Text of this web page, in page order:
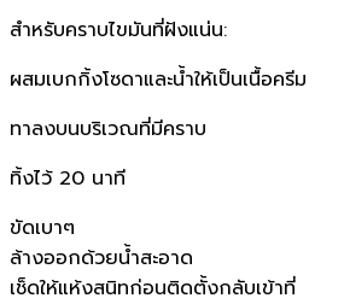
สำหรับคราบไขมันที่ฝังแน่น:
ผสมเบกกิ้งโซดาและน้ำให้เป็นเนื้อครีม
ทาลงบนบริเวณที่มีคราบ
ทิ้งไว้ 20 นาที
ขัดเบาๆ
ล้างออกด้วยน้ำสะอาด
เช็ดให้แห้งสนิทก่อนติดตั้งกลับเข้าที่